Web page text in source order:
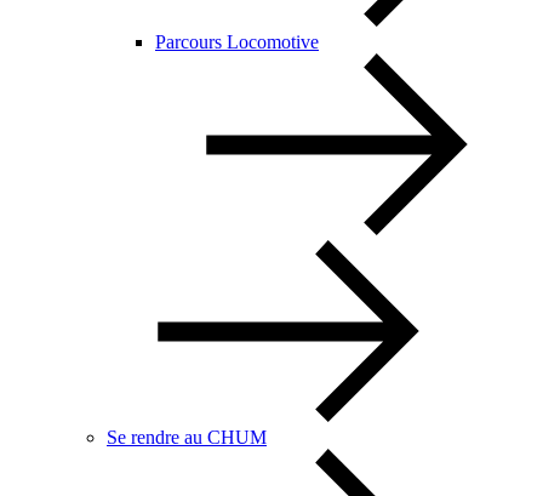
Parcours Locomotive
Se rendre au CHUM